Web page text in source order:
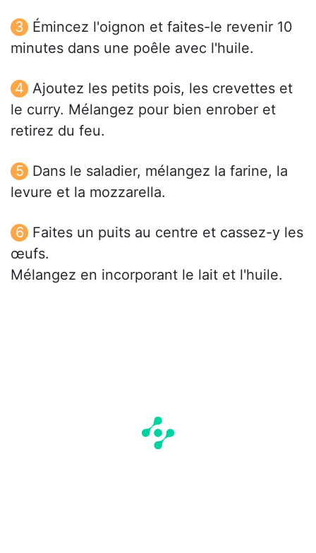
Émincez l'oignon et faites-le revenir 10
minutes dans une poêle avec l'huile.
Ajoutez les petits pois, les crevettes et
le curry. Mélangez pour bien enrober et
retirez du feu.
Dans le saladier, mélangez la farine, la
levure et la mozzarella.
Faites un puits au centre et cassez-y les
œufs.
Mélangez en incorporant le lait et l'huile.